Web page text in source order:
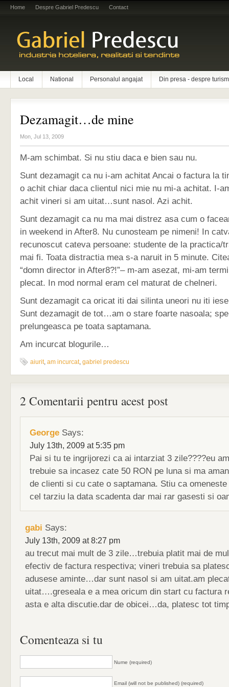
Home Despre Gabriel Predescu Contact
Local National Personalul angajat Din presa - despre turism
Dezamagit…de mine
Mon, Jul 13, 2009
M-am schimbat. Si nu stiu daca e bien sau nu.
Sunt dezamagit ca nu i-am achitat Ancai o factura la
o achit chiar daca clientul nici mie nu mi-a achitat. I-
achit vineri si am uitat…sunt nasol. Azi achit.
Sunt dezamagit ca nu ma mai distrez asa cum o
in weekend in After8. Nu cunosteam pe nimeni! In
recunoscut cateva persoane: studente de la practica/
mai fi. Toata distractia mea s-a naruit in 5 minute.
“domn director in After8?!”– m-am asezat, mi-am
plecat. In mod normal eram cel maturat de chelneri.
Sunt dezamagit ca oricat iti dai silinta uneori nu iti
Sunt dezamagit de tot…am o stare foarte nasoala;
prelungeasca pe toata saptamana.
Am incurcat blogurile…
aiurit, am incurcat, gabriel predescu
2 Comentarii pentru acest post
George Says:
July 13th, 2009 at 5:35 pm
Pai si tu te ingrijorezi ca ai intarziat 3 zile????eu
trebuie sa incasez cate 50 RON pe luna si ma
de clienti si cu cate o saptamana. Stiu ca
cel tarziu la data scadenta dar mai rar gasesti si
gabi Says:
July 13th, 2009 at 8:27 pm
au trecut mai mult de 3 zile…trebuia platit mai de
efectiv de factura respectiva; vineri trebuia sa
adusese aminte…dar sunt nasol si am uitat.am
uitat….greseala e a mea oricum din start cu factura
asta e alta discutie.dar de obicei…da, platesc tot
Comenteaza si tu
Nume (required)
Email (will not be published) (required)